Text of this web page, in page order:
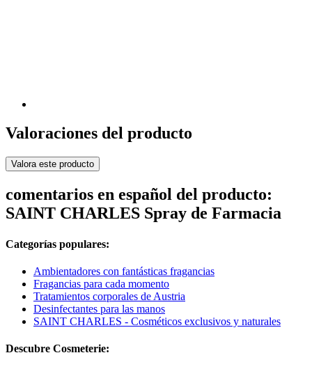
Valoraciones del producto
Valora este producto
comentarios en español del producto:
SAINT CHARLES Spray de Farmacia
Categorías populares:
Ambientadores con fantásticas fragancias
Fragancias para cada momento
Tratamientos corporales de Austria
Desinfectantes para las manos
SAINT CHARLES - Cosméticos exclusivos y naturales
Descubre Cosmeterie: